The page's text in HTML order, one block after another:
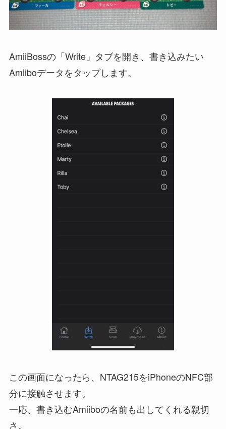
AmiiBossの「Write」タブを開き、書き込みたい
Amiiboデータをタップします。
この画面になったら、NTAG215をiPhoneのNFC部
分に接触させます。
一応、書き込むAmiiboの名前も出してくれる親切
さ。